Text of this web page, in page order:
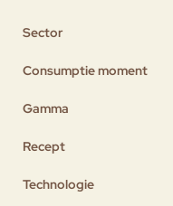
Sector
Consumptie moment
Gamma
Recept
Technologie